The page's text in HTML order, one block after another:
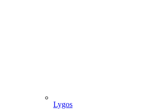
Lygos